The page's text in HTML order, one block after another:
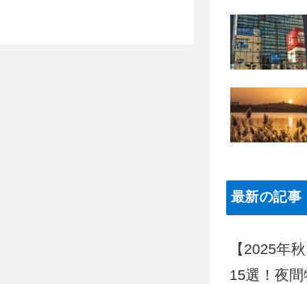
最新の記事
【2025年
15選！夜